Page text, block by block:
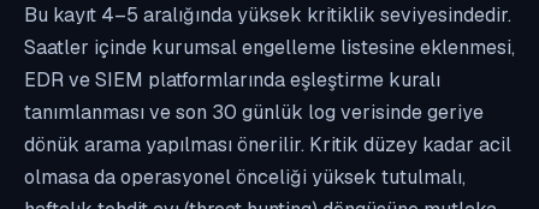
Bu kayıt 4–5 aralığında yüksek kritiklik seviyesindedir.
Saatler içinde kurumsal engelleme listesine eklenmesi,
EDR ve SIEM platformlarında eşleştirme kuralı
tanımlanması ve son 30 günlük log verisinde geriye
dönük arama yapılması önerilir. Kritik düzey kadar acil
olmasa da operasyonel önceliği yüksek tutulmalı,